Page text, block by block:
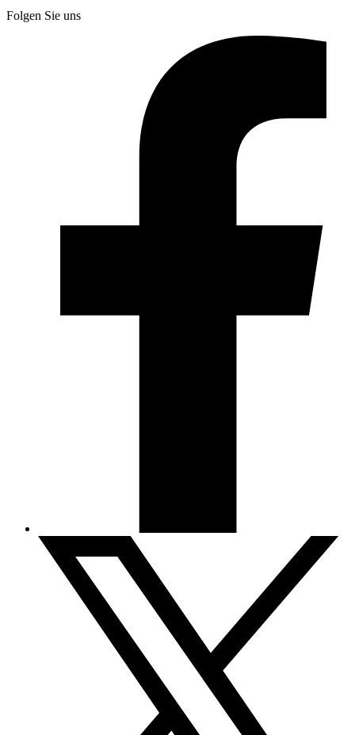
Folgen Sie uns